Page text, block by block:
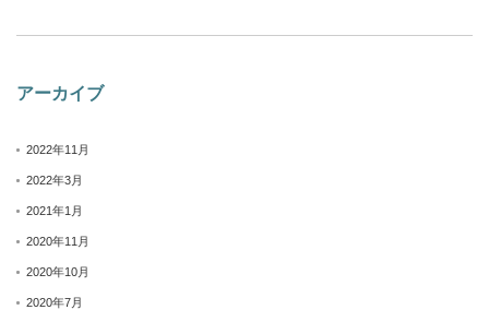
アーカイブ
2022年11月
2022年3月
2021年1月
2020年11月
2020年10月
2020年7月